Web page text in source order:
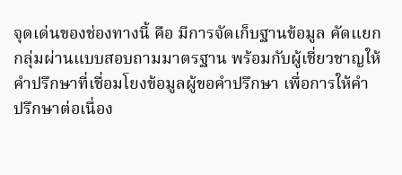
จุดเด่นของช่องทางนี้ คือ มีการจัดเก็บฐานข้อมูล คัดแยก
กลุ่มผ่านแบบสอบถามมาตรฐาน พร้อมกับผู้เชี่ยวชาญให้
คำปรึกษาที่เชื่อมโยงข้อมูลผู้ขอคำปรึกษา เพื่อการให้คำ
ปรึกษาต่อเนื่อง